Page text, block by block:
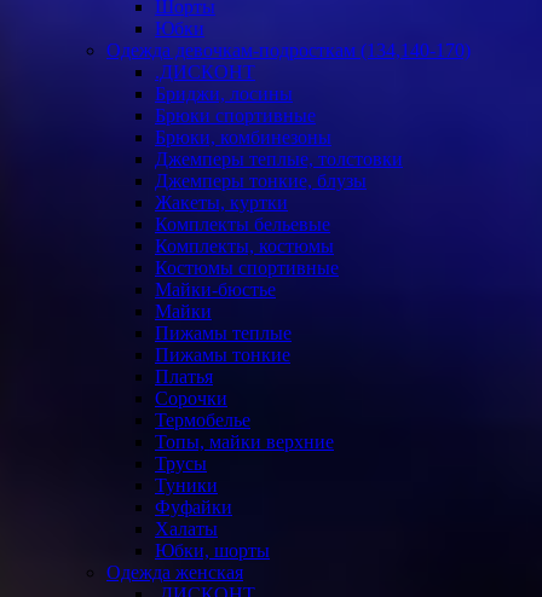
Шорты
Юбки
Одежда девочкам-подросткам (134,140-170)
.ДИСКОНТ
Бриджи, лосины
Брюки спортивные
Брюки, комбинезоны
Джемперы теплые, толстовки
Джемперы тонкие, блузы
Жакеты, куртки
Комплекты бельевые
Комплекты, костюмы
Костюмы спортивные
Майки-бюстье
Майки
Пижамы теплые
Пижамы тонкие
Платья
Сорочки
Термобелье
Топы, майки верхние
Трусы
Туники
Фуфайки
Халаты
Юбки, шорты
Одежда женская